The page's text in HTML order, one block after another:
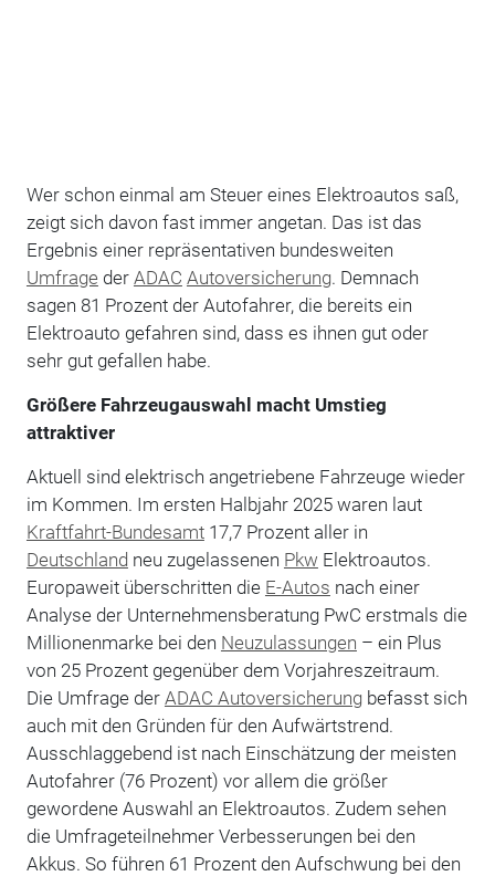
Wer schon einmal am Steuer eines Elektroautos saß,
zeigt sich davon fast immer angetan. Das ist das
Ergebnis einer repräsentativen bundesweiten
Umfrage der ADAC Autoversicherung. Demnach
sagen 81 Prozent der Autofahrer, die bereits ein
Elektroauto gefahren sind, dass es ihnen gut oder
sehr gut gefallen habe.
Größere Fahrzeugauswahl macht Umstieg
attraktiver
Aktuell sind elektrisch angetriebene Fahrzeuge wieder
im Kommen. Im ersten Halbjahr 2025 waren laut
Kraftfahrt-Bundesamt17,7 Prozent aller in
Deutschland neu zugelassenen Pkw Elektroautos.
Europaweit überschritten die E-Autos nach einer
Analyse der Unternehmensberatung PwC erstmals die
Millionenmarke bei den Neuzulassungen – ein Plus
von 25 Prozent gegenüber dem Vorjahreszeitraum.
Die Umfrage der ADAC Autoversicherungbefasst sich
auch mit den Gründen für den Aufwärtstrend.
Ausschlaggebend ist nach Einschätzung der meisten
Autofahrer (76 Prozent) vor allem die größer
gewordene Auswahl an Elektroautos. Zudem sehen
die Umfrageteilnehmer Verbesserungen bei den
Akkus. So führen 61 Prozent den Aufschwung bei den